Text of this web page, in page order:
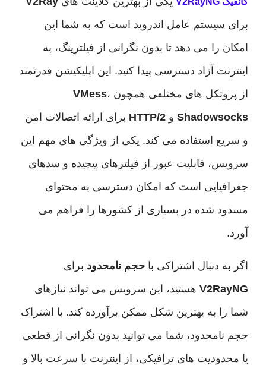
عامل اندروید است که به شما این
را می دهد تا بدون نگرانی از فیلترینگ، به
آزاد دسترسی پیدا کنید. این اپلیکیشن قدرتمند
های مختلفی همچون
VMess ،
وHTTP/2برای ارائه اتصالات امن
استفاده می کند. یکی از ویژگی های مهم این
قابلیت عبور از فیلترهای پیچیده و سدهای
است که امکان دسترسی به محتوای
شده در بسیاری از کشورها را فراهم می
دنبال اشتراکی باحجم نامحدودبرای
هستید، این سرویس می تواند نیازهای
به بهترین شکل ممکن برآورده کند. با اشتراک
شما می توانید بدون نگرانی از قطعی
های ترافیکی، از اینترنت با سرعت بالا و